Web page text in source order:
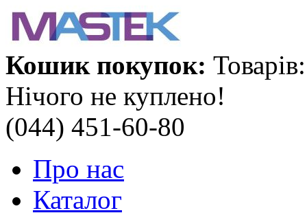
Кошик покупок:
Нічого не куплено!
(044) 451-60-80
Про нас
Каталог